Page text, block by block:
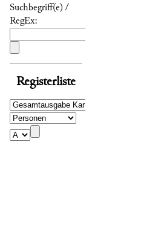
Suchbegriff(e) /
RegEx:
Registerliste